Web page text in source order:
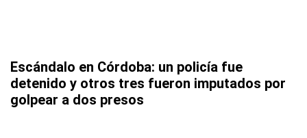
Escándalo en Córdoba: un policía fue
detenido y otros tres fueron imputados por
golpear a dos presos